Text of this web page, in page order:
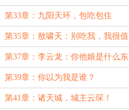
第33章：九阳天环，包吃包住
第35章：敖啸天：别吃我，我很值
钱
第37章：李云龙：你他娘是什么东
西！
第39章：你以为我是谁？
第41章：诸天城，城主云琛！